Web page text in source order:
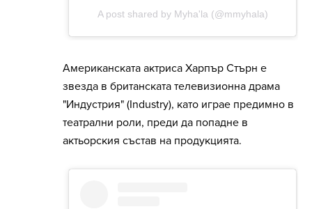
Американската актриса Харпър Стърн е
звезда в британската телевизионна драма
"Индустрия" (Industry), като играе предимно в
театрални роли, преди да попадне в
актьорския състав на продукцията.